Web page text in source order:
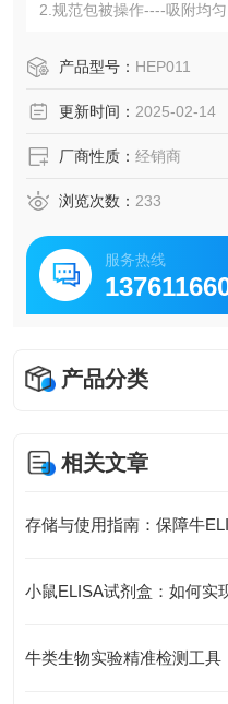
2.规范包被操作----吸附均
4.适用于血浆、血清、组织
5.可检测动物类型丰富：人
6.检测指标齐全：炎症因
子、趋化因子、生长因子、
产品型号： HEP011
更新时间： 2025-02-14
厂商性质： 经销商
浏览次数： 233
服务热线
产品分类
相关文章
小鼠ELISA试剂盒：如何实